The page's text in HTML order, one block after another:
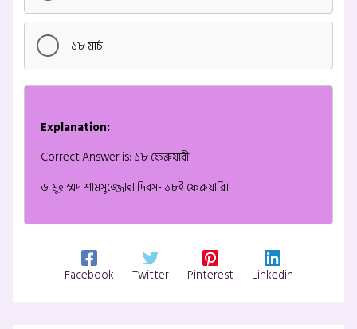
১৮ মার্চ
Explanation:
Correct Answer is: ১৮ ফেব্রুয়ারী
ড. মুহাম্মদ শামসুজ্জোহা দিবস- ১৮ই ফেব্রুয়ারি।
Facebook Twitter Pinterest Linkedin